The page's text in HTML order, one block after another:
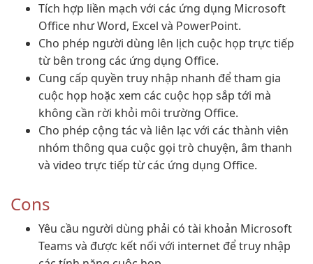
Tích hợp liền mạch với các ứng dụng Microsoft
Office như Word, Excel và PowerPoint.
Cho phép người dùng lên lịch cuộc họp trực tiếp
từ bên trong các ứng dụng Office.
Cung cấp quyền truy nhập nhanh để tham gia
cuộc họp hoặc xem các cuộc họp sắp tới mà
không cần rời khỏi môi trường Office.
Cho phép cộng tác và liên lạc với các thành viên
nhóm thông qua cuộc gọi trò chuyện, âm thanh
và video trực tiếp từ các ứng dụng Office.
Cons
Yêu cầu người dùng phải có tài khoản Microsoft
Teams và được kết nối với internet để truy nhập